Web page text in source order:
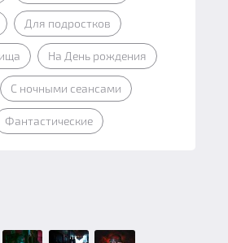
Для подростков
На День рождения
С ночными сеансами
Фантастические